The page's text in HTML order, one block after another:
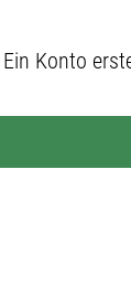
Ein Konto